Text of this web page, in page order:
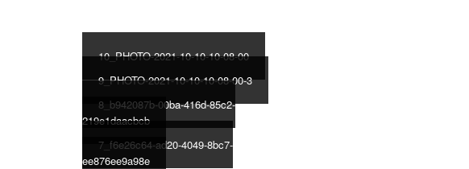
10_PHOTO-2021-10-10-10-08-00
9_PHOTO-2021-10-10-10-08-00-3
8_b942087b-00ba-416d-85c2-
219e1daacbcb
7_f6e26c64-ad20-4049-8bc7-
ee876ee9a98e